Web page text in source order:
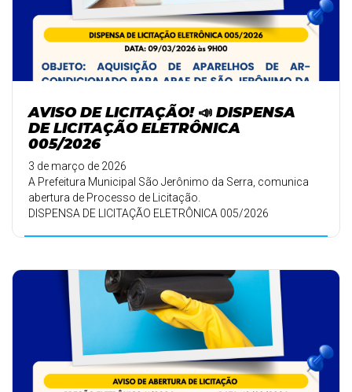
AVISO DE LICITAÇÃO! 📣 DISPENSA
DE LICITAÇÃO ELETRÔNICA
005/2026
3 de março de 2026
A Prefeitura Municipal São Jerônimo da Serra, comunica
abertura de Processo de Licitação.
DISPENSA DE LICITAÇÃO ELETRÔNICA 005/2026